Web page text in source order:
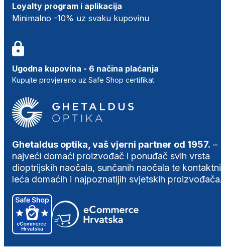
Loyalty program i aplikacija
Minimalno -10% uz svaku kupovinu
Ugodna kupovina - 6 načina plaćanja
Kupujte provjereno uz Safe Shop certifikat
Ghetaldus optika, vaš vjerni partner od 1957. –
najveći domaći proizvođač i ponuđač svih vrsta
dioptrijskih naočala, sunčanih naočala te
leća domaćih i najpoznatijih svjetskih proizvođača.